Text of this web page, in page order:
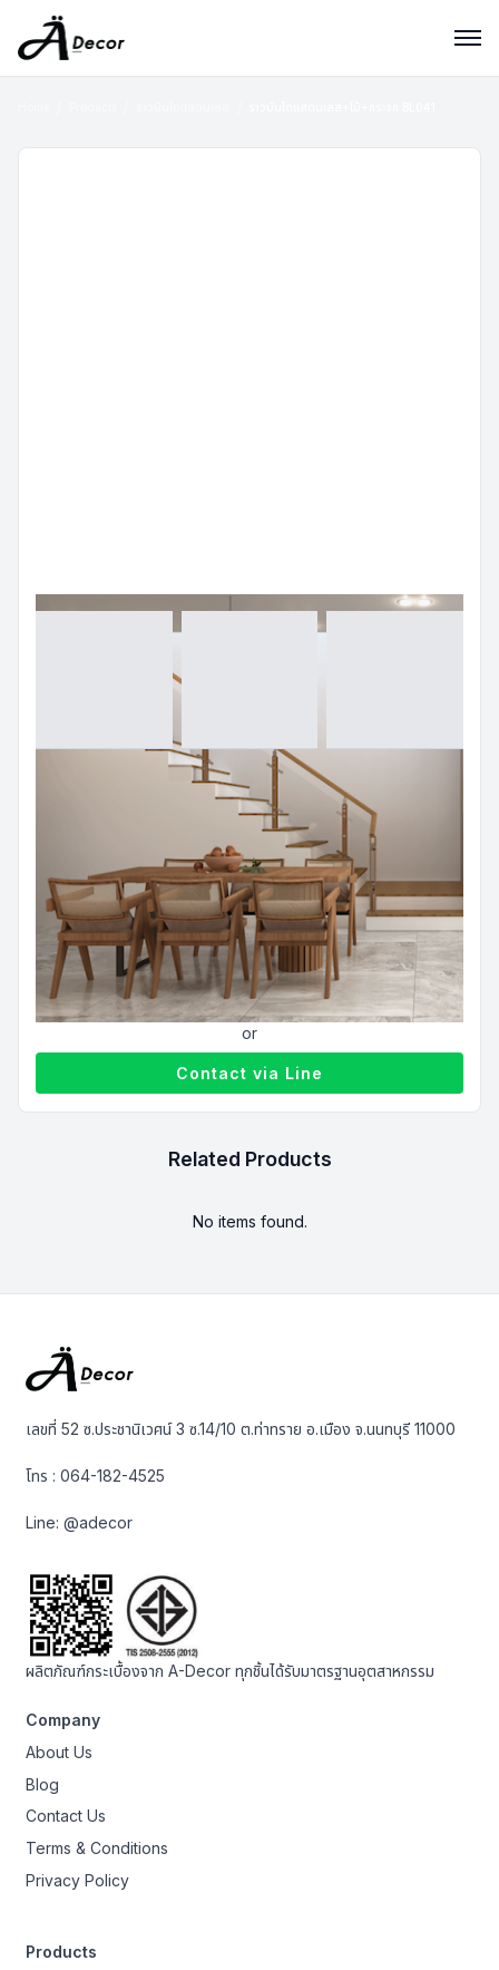
ราวบันไดแสตนเลส+ไม้+กระจก
Color: Silver, Black, Rosegold, Gold
กันตกกระจกเทมเปอร์หนา 10,12 มม. วัสดุส่วนประกอบสเตนเลสเกรด
304 และไม้จริงหนา 12 มม.สามารถใช้งานได้ทั้งภายนอก ภายใน
Make an Inquiry
or
Contact via Line
Related Products
No items found.
เลขที่ 52 ซ.ประชานิเวศน์ 3 ซ.14/10 ต.ท่าทราย อ.เมือง จ.นนทบุรี 11000
โทร :064-182-4525
Line:@adecor
ผลิตภัณฑ์กระเบื้องจาก A-Decor ทุกชิ้นได้รับมาตรฐานอุตสาหกรรม
Company
About Us
Blog
Contact Us
Terms & Conditions
Privacy Policy
Products